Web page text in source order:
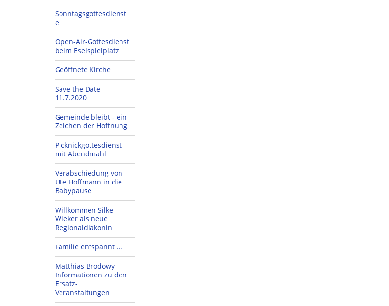
Sonntagsgottesdienst
e
Open-Air-Gottesdienst
beim Eselspielplatz
Geöffnete Kirche
Save the Date
11.7.2020
Gemeinde bleibt - ein
Zeichen der Hoffnung
Picknickgottesdienst
mit Abendmahl
Verabschiedung von
Ute Hoffmann in die
Babypause
Willkommen Silke
Wieker als neue
Regionaldiakonin
Familie entspannt ...
Matthias Brodowy
Informationen zu den
Ersatz-
Veranstaltungen